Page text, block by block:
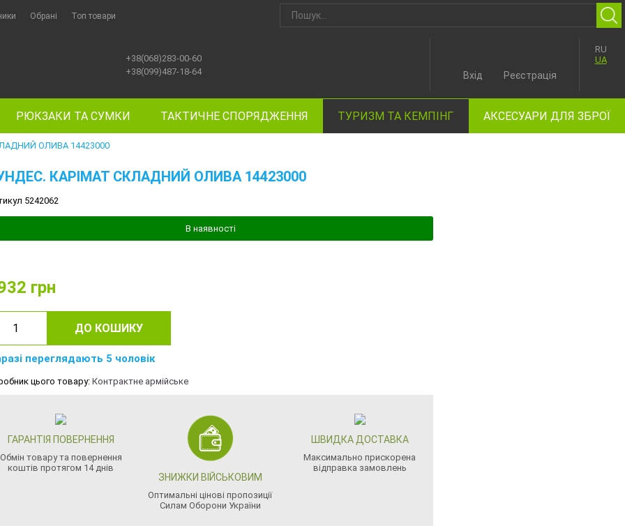
Обрані Топ товари
+38(068)283-00-60
+38(099)487-18-64
RU
UA
Вхід Реєстрація
РЮКЗАКИ ТА СУМКИ ТАКТИЧНЕ СПОРЯДЖЕННЯ ТУРИЗМ ТА КЕМПІНГ АКСЕСУАРИ ДЛЯ ЗБРОЇ
ОЛИВА 14423000
КАРІМАТ СКЛАДНИЙ ОЛИВА 14423000
5242062
В наявності
грн
ДО КОШИКУ
переглядають 5 чоловік
цього товару: Контрактне армійське
ГАРАНТІЯ ПОВЕРНЕННЯ
Обмін товару та повернення
коштів протягом 14 днів
ЗНИЖКИ ВІЙСЬКОВИМ
Оптимальні цінові пропозиції
Силам Оборони України
ШВИДКА ДОСТАВКА
Максимально прискорена
відправка замовлень